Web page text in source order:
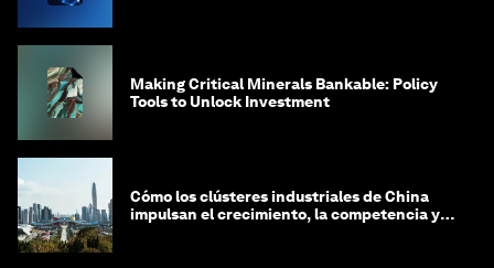
Making Critical Minerals Bankable: Policy
Tools to Unlock Investment
Cómo los clústeres industriales de China
impulsan el crecimiento, la competencia y la